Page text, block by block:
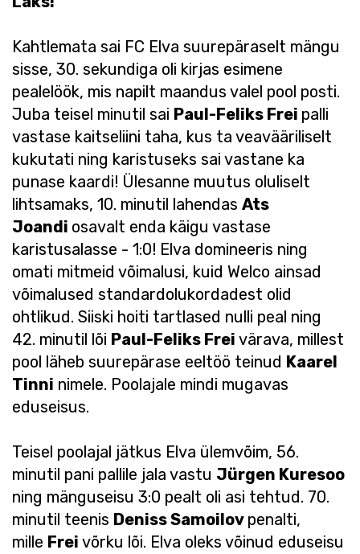
Kahtlemata sai FC Elva suurepäraselt mängu
sisse, 30. sekundiga oli kirjas esimene
pealelöök, mis napilt maandus valel pool posti.
Juba teisel minutil sai Paul-Feliks Frei palli
vastase kaitseliini taha, kus ta veavääriliselt
kukutati ning karistuseks sai vastane ka
punase kaardi! Ülesanne muutus oluliselt
lihtsamaks, 10. minutil lahendas Ats
Joandi osavalt enda käigu vastase
karistusalasse - 1:0! Elva domineeris ning
omati mitmeid võimalusi, kuid Welco ainsad
võimalused standardolukordadest olid
ohtlikud. Siiski hoiti tartlased nulli peal ning
42. minutil lõi Paul-Feliks Frei värava, millest
pool läheb suurepärase eeltöö teinud Kaarel
Tinni nimele. Poolajale mindi mugavas
eduseisus.
Teisel poolajal jätkus Elva ülemvõim, 56.
minutil pani pallile jala vastu Jürgen Kuresoo
ning mänguseisu 3:0 pealt oli asi tehtud. 70.
minutil teenis Deniss Samoilov penalti,
mille Frei võrku lõi. Elva oleks võinud eduseisu